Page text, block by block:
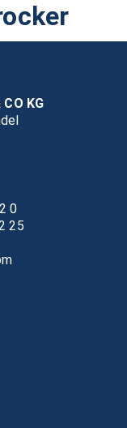
CO KG
0
25